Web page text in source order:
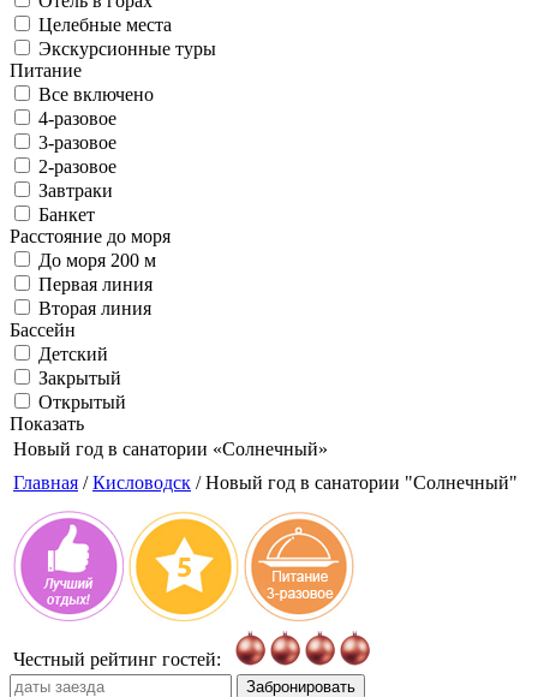
Целебные места
Экскурсионные туры
Питание
Все включено
4-разовое
3-разовое
2-разовое
Завтраки
Банкет
Расстояние до моря
До моря 200 м
Первая линия
Вторая линия
Бассейн
Детский
Закрытый
Открытый
Показать
Новый год в санатории «Солнечный»
Главная /Кисловодск / Новый год в санатории "Солнечный"
Честный рейтинг гостей:
Забронировать